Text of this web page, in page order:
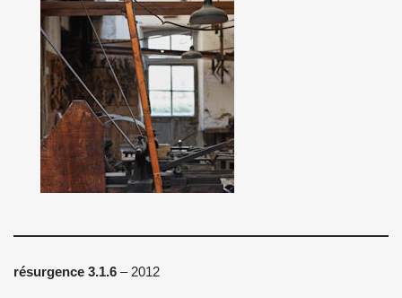
résurgence 3.1.6 – 2012